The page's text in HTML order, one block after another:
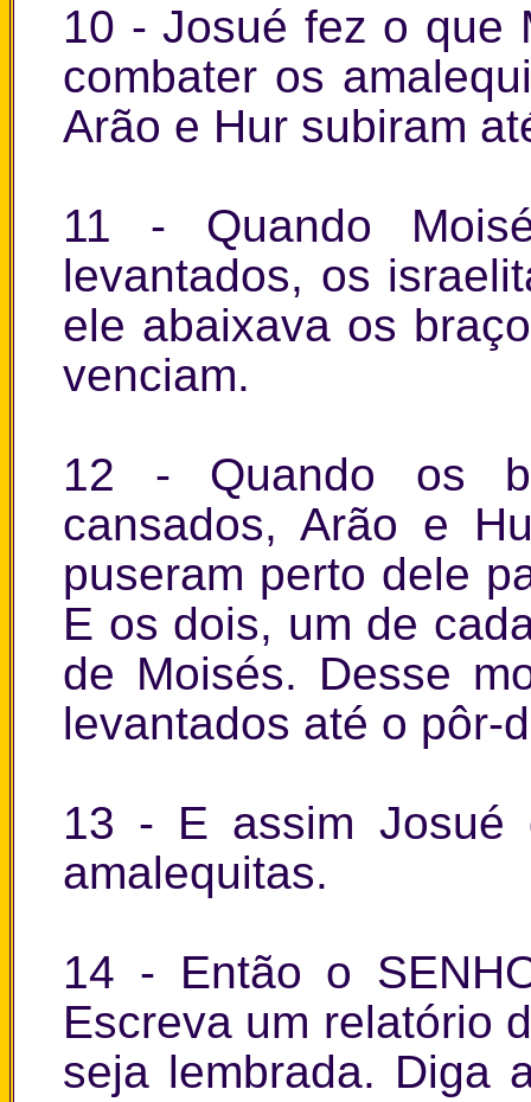
10 - Josué fez o que
combater os
Arão e Hur subiram
11 - Quando
levantados, os
ele abaixava os
venciam.
12 - Quando os
cansados, Arão e
puseram perto dele
E os dois, um de
de Moisés. Desse
levantados até o pôr-
13 - E assim Josué
amalequitas.
14 - Então o
Escreva um relatório
seja lembrada. Diga